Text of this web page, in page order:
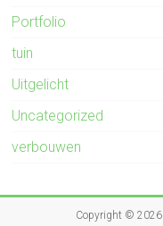
Portfolio
tuin
Uitgelicht
Uncategorized
verbouwen
Copyright © 2026